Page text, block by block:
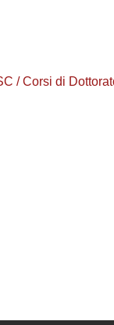
/ Corsi di